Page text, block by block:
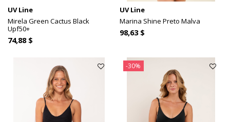
UV Line
Mirela Green Cactus Black
Upf50+
74,88 $
UV Line
Marina Shine Preto Malva
98,63 $
-30%